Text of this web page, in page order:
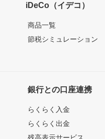
iDeCo（イデコ）
商品一覧
節税シミュレーション
銀行との口座連携
らくらく入金
らくらく出金